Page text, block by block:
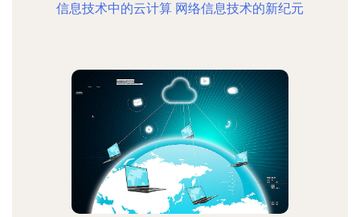
信息技术中的云计算 网络信息技术的新纪元